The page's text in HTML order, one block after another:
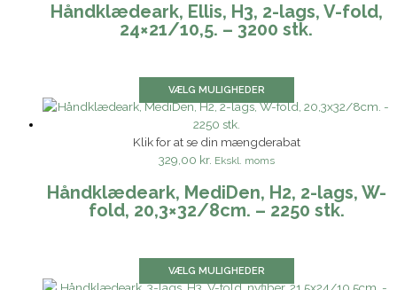
Håndklædeark, Ellis, H3, 2-lags, V-fold,
24×21/10,5. – 3200 stk.
VÆLG MULIGHEDER
Klik for at se din mængderabat
329,00 kr. Ekskl. moms
Håndklædeark, MediDen, H2, 2-lags, W-
fold, 20,3×32/8cm. – 2250 stk.
VÆLG MULIGHEDER